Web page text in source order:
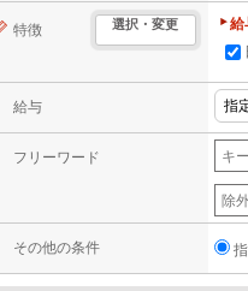
特徴 選択・変更
給
給与
フリーワード
その他の条件